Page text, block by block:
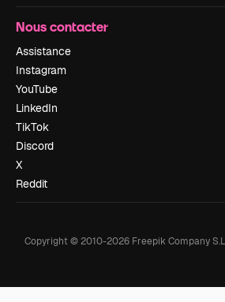
Nous contacter
Assistance
Instagram
YouTube
LinkedIn
TikTok
Discord
X
Reddit
Copyright © 2010-2026 Freepik Company